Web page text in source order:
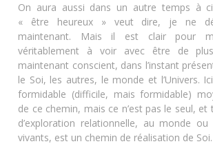
On aura aussi dans un autre temps à
« être heureux » veut dire, je ne
maintenant. Mais il est clair pour
véritablement à voir avec être de
maintenant conscient, dans l’instant
le Soi, les autres, le monde et l’Univers.
formidable (difficile, mais formidable)
de ce chemin, mais ce n’est pas le seul,
d’exploration relationnelle, au monde
vivants, est un chemin de réalisation de Soi.